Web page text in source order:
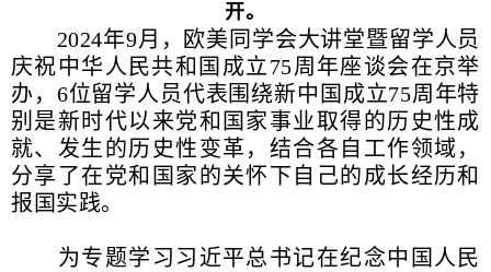
开。
2024年9月，欧美同学会大讲堂暨留学人员
庆祝中华人民共和国成立75周年座谈会在京举
办，6位留学人员代表围绕新中国成立75周年特
别是新时代以来党和国家事业取得的历史性成
就、发生的历史性变革，结合各自工作领域，
分享了在党和国家的关怀下自己的成长经历和
报国实践。
为专题学习习近平总书记在纪念中国人民